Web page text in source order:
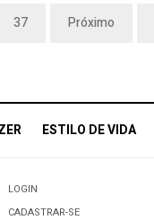
37 Próximo
ESTILO DE VIDA
LOGIN
CADASTRAR-SE